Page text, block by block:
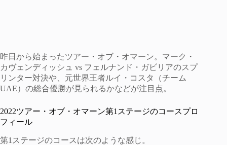
昨日から始まったツアー・オブ・オマーン。マーク・
カヴェンディッシュ vs フェルナンド・ガビリアのスプ
リンター対決や、元世界王者ルイ・コスタ（チーム
UAE）の総合優勝が見られるかなどが注目点。
2022ツアー・オブ・オマーン第1ステージのコースプロ
フィール
第1ステージのコースは次のような感じ。